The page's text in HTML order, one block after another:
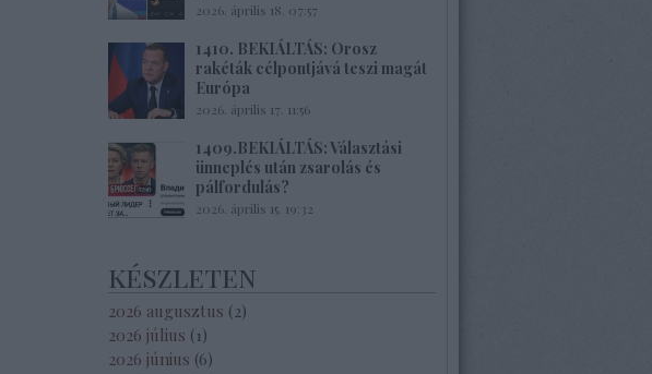
2026. április 18. 07:57
1410. BEKIÁLTÁS: Orosz
rakéták célpontjává teszi magát
Európa
2026. április 17. 11:56
1409.BEKIÁLTÁS: Választási
ünneplés után zsarolás és
pálfordulás?
2026. április 15. 19:32
készleten
2026 augusztus (2)
2026 július ( 1)
2026 június (6)